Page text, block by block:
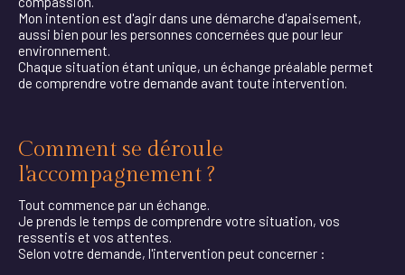
Mon intention est d'agir dans une démarche d'apaisement,
aussi bien pour les personnes concernées que pour leur
environnement.
Chaque situation étant unique, un échange préalable permet
de comprendre votre demande avant toute intervention.
Comment se déroule
l'accompagnement ?
Tout commence par un échange.
Je prends le temps de comprendre votre situation, vos
ressentis et vos attentes.
Selon votre demande, l'intervention peut concerner :